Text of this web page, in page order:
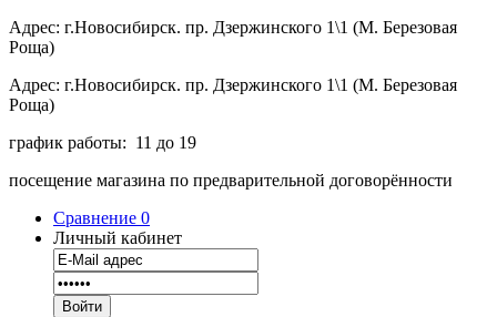
Адрес: г.Новосибирск. пр. Дзержинского 1\1 (М. Березовая
Роща)
Адрес: г.Новосибирск. пр. Дзержинского 1\1 (М. Березовая
Роща)
график работы: 11 до 19
посещение магазина по предварительной договорённости
Сравнение 0
Личный кабинет